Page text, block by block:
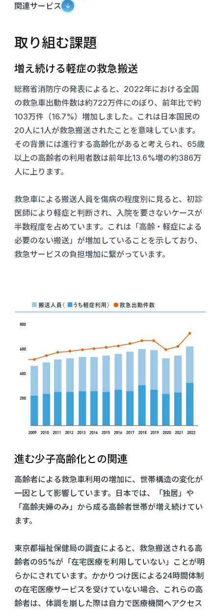
関連サービス
取り組む課題
増え続ける軽症の救急搬送
総務省消防庁の発表によると、2022年における全国
の救急車出動件数は約722万件にのぼり、前年比で約
103万件（16.7%）増加しました。これは日本国民の
20人に1人が救急搬送されたことを意味しています。
その背景には進行する高齢化があると考えられ、65歳
以上の高齢者の利用者数は前年比13.6%増の約386万
人に上ります。
救急車による搬送人員を傷病の程度別に見ると、初診
医師により軽症と判断され、入院を要さないケースが
半数程度を占めています。これは「高齢・軽症による
必要のない搬送」が増加していることを示しており、
救急サービスの負担増加に繋がっています。
進む少子高齢化との関連
高齢者による救急車利用の増加に、世帯構造の変化が
一因として影響しています。日本では、「独居」や
「高齢夫婦のみ」から成る高齢者世帯が増え続けてい
ます。
東京都福祉保健局の調査によると、救急搬送される高
齢者の95%が「在宅医療を利用していない」ことが明
らかにされています。かかりつけ医による24時間体制
の在宅医療サービスを受けていない場合、これらの高
齢者は、体調を崩した際は自力で医療機関へアクセス